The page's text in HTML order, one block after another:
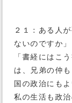
２１：ある人
ないのですか
「書経にはこ
は、兄弟の仲
国の政治にも
私の生活も政